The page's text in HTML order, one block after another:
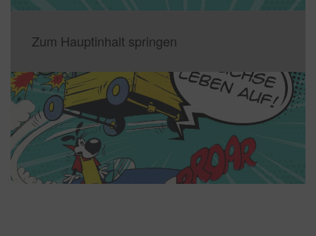
Zum Hauptinhalt springen